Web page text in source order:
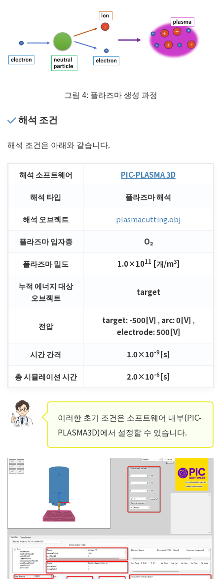
그림 4: 플라즈마 생성 과정
해석 조건
해석 조건은 아래와 같습니다.
해석 소프트웨어 PIC-PLASMA 3D
해석 타입 플라즈마 해석
해석 오브젝트 plasmacutting.obj
플라즈마 입자종 O₂
플라즈마 밀도 1.0×1011 [개/m3]
누적 에너지 대상
오브젝트
target
전압
target: -500[V] , arc: 0[V] ,
electrode: 500[V]
시간 간격 1.0×10-9[s]
총 시뮬레이션 시간 2.0×10-6[s]
이러한 초기 조건은 소프트웨어 내부(PIC-
PLASMA3D)에서 설정할 수 있습니다.